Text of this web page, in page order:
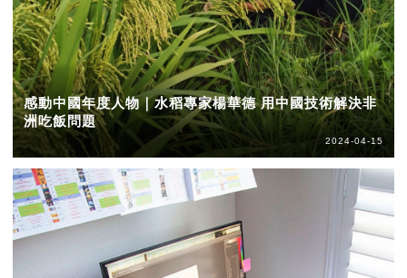
感動中國年度人物｜水稻專家楊華德 用中國技術解決非
洲吃飯問題
2024-04-15